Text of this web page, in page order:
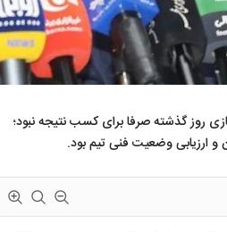
روز گذشته صرفا برای کسب نتیجه نبود؛
و ارزیابی وضعیت فنی تیم بود.